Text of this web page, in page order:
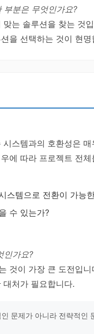
부분은 무엇인가요?
는 솔루션을 찾는 것
을 선택하는 것이 현명
스템과의 호환성은
에 따라 프로젝트 전
스템으로 전환이 가능
수 있는가?
인가요?
것이 가장 큰 도전입
처가 필요합니다.
문제가 아니라 전략적인